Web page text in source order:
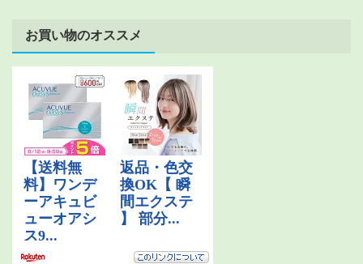
お買い物のオススメ